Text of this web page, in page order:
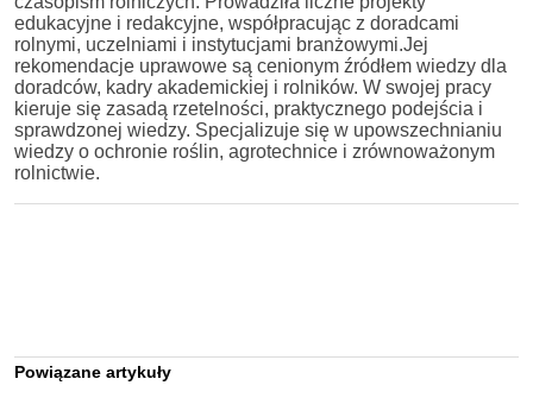
edukacyjne i redakcyjne, współpracując z doradcami
rolnymi, uczelniami i instytucjami branżowymi.Jej
rekomendacje uprawowe są cenionym źródłem wiedzy dla
doradców, kadry akademickiej i rolników. W swojej pracy
kieruje się zasadą rzetelności, praktycznego podejścia i
sprawdzonej wiedzy. Specjalizuje się w upowszechnianiu
wiedzy o ochronie roślin, agrotechnice i zrównoważonym
rolnictwie.
Powiązane artykuły